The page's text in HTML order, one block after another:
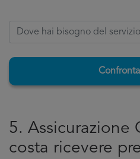
5. Assicurazione
costa ricevere